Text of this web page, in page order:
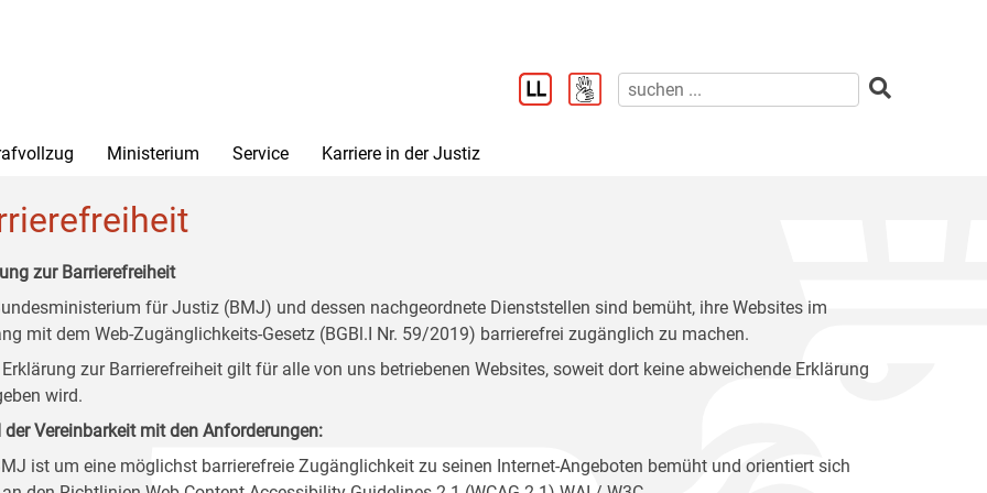
Ministerium Service Karriere in der Justiz
zur Barrierefreiheit
für Justiz (BMJ) und dessen nachgeordnete Dienststellen sind bemüht, ihre Websites im
mit dem Web-Zugänglichkeits-Gesetz (BGBl.I Nr. 59/2019) barrierefrei zugänglich zu machen.
Erklärung zur Barrierefreiheit gilt für alle von uns betriebenen Websites, soweit dort keine abweichende Erklärung
wird.
der Vereinbarkeit mit den Anforderungen:
ist um eine möglichst barrierefreie Zugänglichkeit zu seinen Internet-Angeboten bemüht und orientiert sich